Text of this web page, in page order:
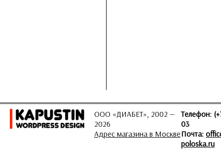
ООО «ДИАБЕТ», 2002 —
2026
Адрес магазина в Москве
Телефон:
03
Почта:
poloska.ru